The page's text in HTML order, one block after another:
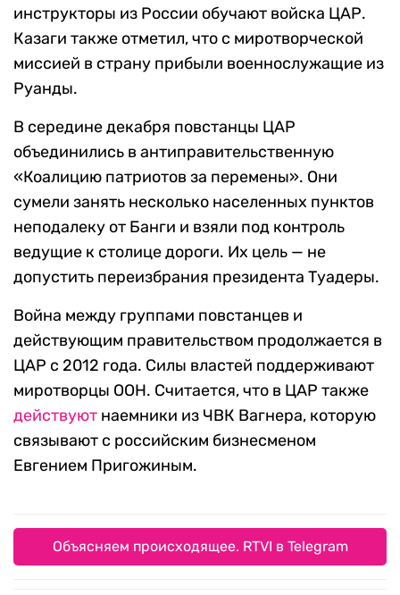
инструкторы из России обучают войска ЦАР.
Казаги также отметил, что с миротворческой
миссией в страну прибыли военнослужащие из
Руанды.
В середине декабря повстанцы ЦАР
объединились в антиправительственную
«Коалицию патриотов за перемены». Они
сумели занять несколько населенных пунктов
неподалеку от Банги и взяли под контроль
ведущие к столице дороги. Их цель — не
допустить переизбрания президента Туадеры.
Война между группами повстанцев и
действующим правительством продолжается в
ЦАР с 2012 года. Силы властей поддерживают
миротворцы ООН. Считается, что в ЦАР также
действуют наемники из ЧВК Вагнера, которую
связывают с российским бизнесменом
Евгением Пригожиным.
Объясняем происходящее. RTVI в Telegram